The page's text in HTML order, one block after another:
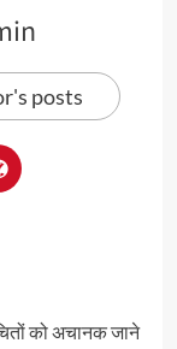
posts
को अचानक जाने